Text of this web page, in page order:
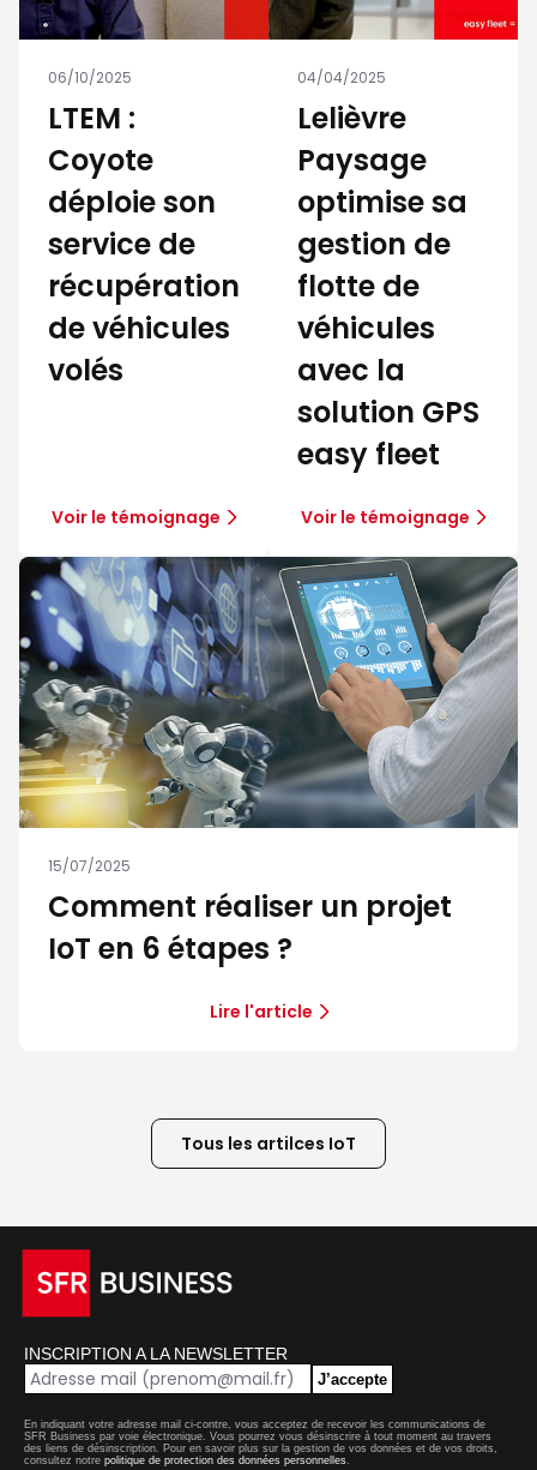
06/10/2025
LTEM :
Coyote
déploie son
service de
récupération
de véhicules
volés
Voir le témoignage
04/04/2025
Lelièvre
Paysage
optimise sa
gestion de
flotte de
véhicules
avec la
solution GPS
easy fleet
Voir le témoignage
15/07/2025
Comment réaliser un projet
IoT en 6 étapes ?
Lire l'article
Tous les artilces IoT
INSCRIPTION A LA NEWSLETTER
J’accepte
En indiquant votre adresse mail ci-contre, vous acceptez de recevoir les communications de
SFR Business par voie électronique. Vous pourrez vous désinscrire à tout moment au travers
des liens de désinscription. Pour en savoir plus sur la gestion de vos données et de vos droits,
consultez notre politique de protection des données personnelles.